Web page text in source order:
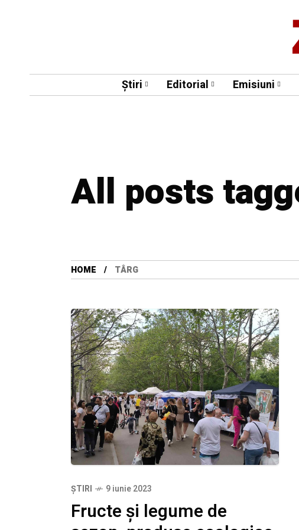
Știri Editorial Emisiuni
All posts
HOME TÂRG
ȘTIRI 9 iunie 2023
Fructe și legume de